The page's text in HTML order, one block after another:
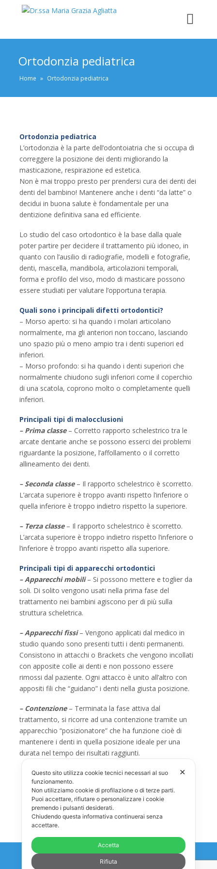
Ortodonzia pediatrica
Home » Ortodonzia pediatrica
Ortodonzia pediatrica
L’ortodonzia è la parte dell’odontoiatria che si occupa di
correggere la posizione dei denti migliorando la
masticazione, respirazione ed estetica.
Non è mai troppo presto per prendersi cura dei denti dei
denti del bambino! Mantenere anche i denti “da latte” o
decidui in buona salute è fondamentale per una
dentizione definitiva sana ed efficiente.
Lo studio del caso ortodontico è la base dalla quale
poter partire per decidere il trattamento più idoneo, in
quanto con l’ausilio di radiografie, modelli e fotografie,
denti, mascella, mandibola, articolazioni temporali,
forma e profilo del viso, modo di masticare possono
essere studiati per valutare l’opportuna terapia.
Quali sono i principali difetti ortodontici?
– Morso aperto: si ha quando i molari articolano
normalmente, ma gli anteriori non toccano, lasciando
uno spazio più o meno ampio tra i denti superiori ed
inferiori.
– Morso profondo: si ha quando i denti superiori che
normalmente chiudono sugli inferiori come il coperchio
di una scatola, coprono molto o completamente quelli
inferiori.
Principali tipi di malocclusioni
– Prima classe– Corretto rapporto schelestrico tra le
arcate dentarie anche se possono esserci dei problemi
riguardante la posizione, l’affollamento o il corretto
allineamento dei denti.
– Seconda classe– Il rapporto schelestrico è scorretto.
L’arcata superiore è troppo avanti rispetto l’inferiore o
quella inferiore è troppo indietro rispetto la superiore.
– Terza classe– Il rapporto schelestrico è scorretto.
L’arcata superiore è troppo indietro rispetto l’inferiore o
l’inferiore è troppo avanti rispetto alla superiore.
Principali tipi di apparecchi ortodontici
– Apparecchi mobili– Si possono mettere e toglier da
soli. Di solito vengono usati nella prima fase del
trattamento nei bambini agiscono per di più sulla
struttura scheletrica.
– Apparecchi fissi– Vengono applicati dal medico in
studio quando sono presenti tutti i denti permanenti.
Consistono in attacchi o Brackets che vengono incollati
con apposite colle ai denti e non possono essere
rimossi dal paziente. Ogni attacco è unito all’altro con
appositi fili che “guidano” i denti nella giusta posizione.
– Contenzione– Terminata la fase attiva dal
trattamento, si ricorre ad una contenzione tramite un
apparecchio “posizionatore” che ha funzione cioè di
mantenere i denti in quella posizione ideale per una
durata nel tempo dei risultati raggiunti.
Ortodonzia pediatrica
✕
Questo sito utilizza cookie tecnici necessari al suo
funzionamento.
Non utilizziamo cookie di profilazione o di terze parti.
Puoi accettare, rifiutare o personalizzare i cookie
premendo i pulsanti desiderati.
Chiudendo questa informativa continuerai senza
accettare.
Accetta
Rifiuta